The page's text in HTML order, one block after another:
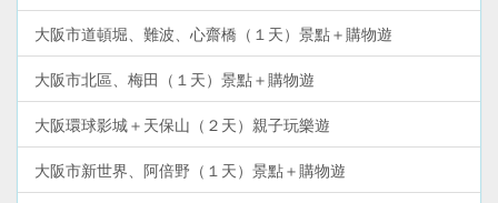
大阪市道頓堀、難波、心齋橋（１天）景點＋購物遊
大阪市北區、梅田（１天）景點＋購物遊
大阪環球影城＋天保山（２天）親子玩樂遊
大阪市新世界、阿倍野（１天）景點＋購物遊